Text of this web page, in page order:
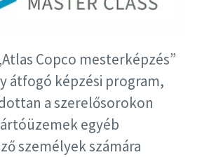
Copco mesterképzés”
átfogó képzési program,
a szerelősorokon
egyéb
személyek számára